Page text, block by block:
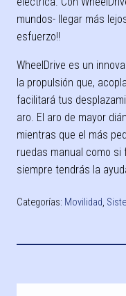
mundos- llegar más
esfuerzo!!
WheelDrive es un
la propulsión que,
facilitará tus
aro. El aro de mayor
mientras que el más
ruedas manual como si
siempre tendrás la
Categorías: Movilidad,